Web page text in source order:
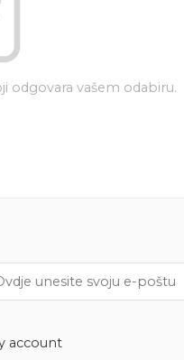
odgovara vašem odabiru.
account